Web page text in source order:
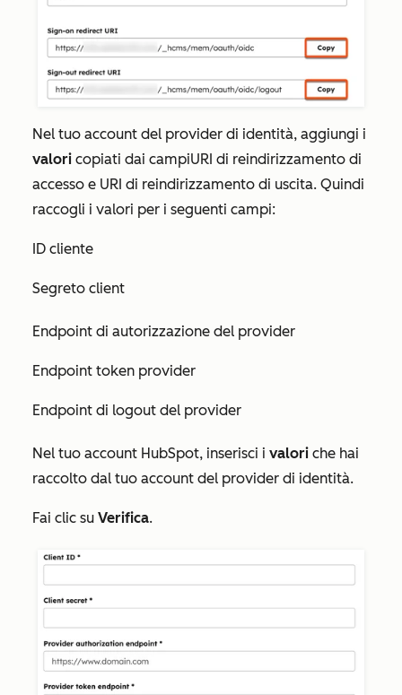
Nel tuo account del provider di identità, aggiungi i
valori copiati dai campiURI di reindirizzamento di
accesso e URI di reindirizzamento di uscita. Quindi
raccogli i valori per i seguenti campi:
ID cliente
Segreto client
Endpoint di autorizzazione del provider
Endpoint token provider
Endpoint di logout del provider
Nel tuo account HubSpot, inserisci i valori che hai
raccolto dal tuo account del provider di identità.
Fai clic su Verifica.